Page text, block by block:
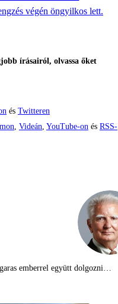
végén öngyilkos lett.
írásairól, olvassa őket
és Twitteren
, Videán, YouTube-on és RSS-
emberrel együtt dolgozni…